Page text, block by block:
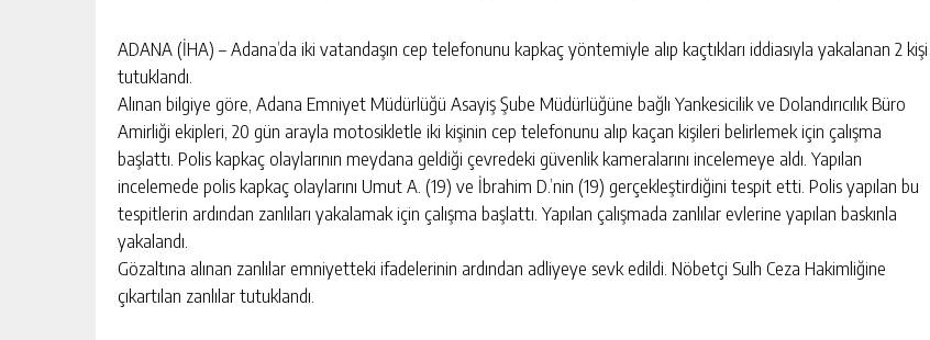
ADANA (İHA) – Adana’da iki vatandaşın cep telefonunu kapkaç yöntemiyle alıp kaçtıkları iddiasıyla yakalanan 2 kişi
tutuklandı.
Alınan bilgiye göre, Adana Emniyet Müdürlüğü Asayiş Şube Müdürlüğüne bağlı Yankesicilik ve Dolandırıcılık Büro
Amirliği ekipleri, 20 gün arayla motosikletle iki kişinin cep telefonunu alıp kaçan kişileri belirlemek için çalışma
başlattı. Polis kapkaç olaylarının meydana geldiği çevredeki güvenlik kameralarını incelemeye aldı. Yapılan
incelemede polis kapkaç olaylarını Umut A. (19) ve İbrahim D.’nin (19) gerçekleştirdiğini tespit etti. Polis yapılan bu
tespitlerin ardından zanlıları yakalamak için çalışma başlattı. Yapılan çalışmada zanlılar evlerine yapılan baskınla
yakalandı.
Gözaltına alınan zanlılar emniyetteki ifadelerinin ardından adliyeye sevk edildi. Nöbetçi Sulh Ceza Hakimliğine
çıkartılan zanlılar tutuklandı.